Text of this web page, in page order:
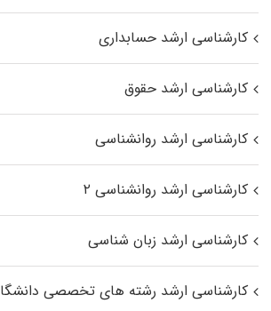
کارشناسی ارشد حسابداری
کارشناسی ارشد حقوق
کارشناسی ارشد روانشناسی
کارشناسی ارشد روانشناسی ۲
کارشناسی ارشد زبان شناسی
کارشناسی ارشد رﺷﺘﻪ ﻫﺎی تخصصی